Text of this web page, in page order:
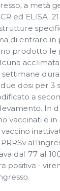
a metà
ed ELISA.
di entrare in
prodotto le
settimane
dosi per 3
a
In
vaccinati e
dal 77 al
positiva -